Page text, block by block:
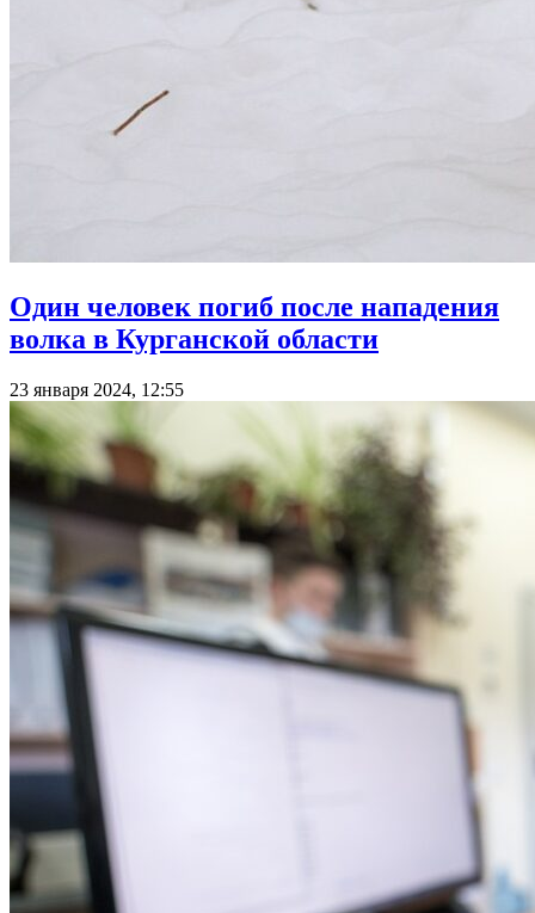
Один человек погиб после нападения
волка в Курганской области
23 января 2024, 12:55